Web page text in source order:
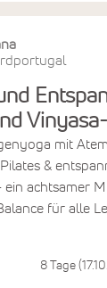
mit
&
ein achtsamer
für alle
8 Tage